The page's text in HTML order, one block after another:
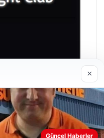
×
Güncel Haberler